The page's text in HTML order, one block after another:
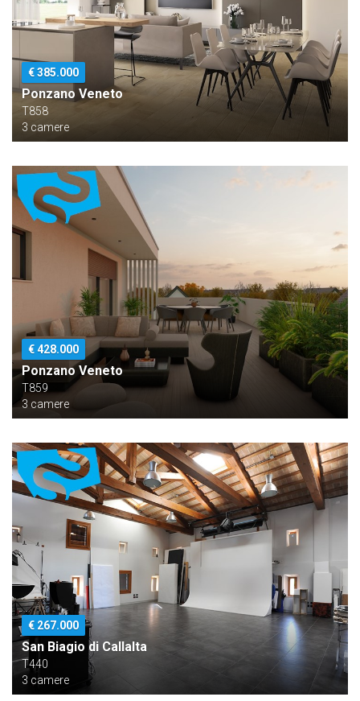
€ 385.000
Ponzano Veneto
T858
3 camere
€ 428.000
Ponzano Veneto
T859
3 camere
€ 267.000
San Biagio di Callalta
T440
3 camere